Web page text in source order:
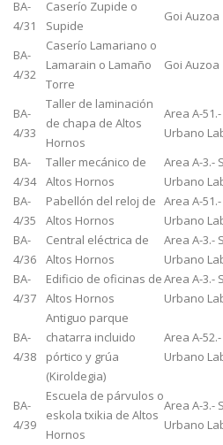
BA-
4/31
Caserío Zupide o
Supide
Goi Auzoa
BA-
4/32
Caserío Lamariano o
Lamarain o Lamaño
Torre
Goi Auzoa
BA-
4/33
Taller de laminación
de chapa de Altos
Hornos
Area A-
Urbano
BA-
4/34
Taller mecánico de
Altos Hornos
Area A-3.-
Urbano
BA-
4/35
Pabellón del reloj de
Altos Hornos
Area A-
Urbano
BA-
4/36
Central eléctrica de
Altos Hornos
Area A-3.-
Urbano
BA-
4/37
Edificio de oficinas de
Altos Hornos
Area A-3.-
Urbano
BA-
4/38
Antiguo parque
chatarra incluido
pórtico y grúa
(Kiroldegia)
Area A-
Urbano
BA-
4/39
Escuela de párvulos o
eskola txikia de Altos
Hornos
Area A-3.-
Urbano